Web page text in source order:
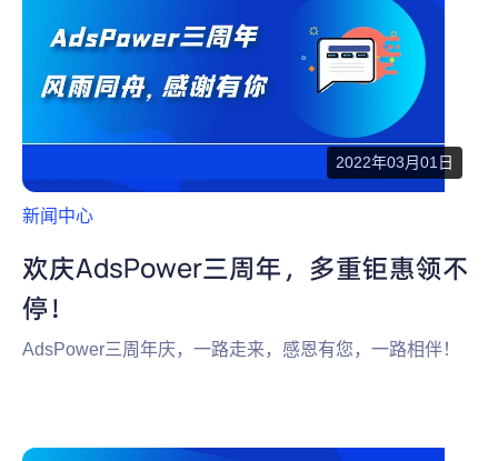
2022年03月01日
新闻中心
欢庆AdsPower三周年，多重钜惠领不
停！
AdsPower三周年庆，一路走来，感恩有您，一路相伴！